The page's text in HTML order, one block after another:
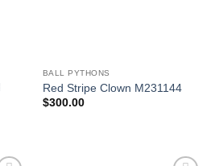
BALL PYTHONS
Red Stripe Clown M231144
$300.00